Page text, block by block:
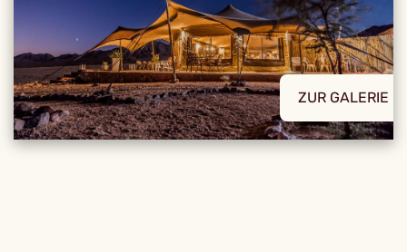
ZUR GALERIE